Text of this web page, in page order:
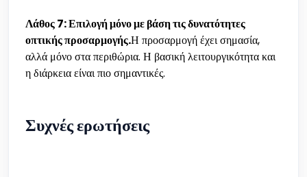
Λάθος 7: Επιλογή μόνο με βάση τις δυνατότητες
οπτικής προσαρμογής.Η προσαρμογή έχει σημασία,
αλλά μόνο στα περιθώρια. Η βασική λειτουργικότητα και
η διάρκεια είναι πιο σημαντικές.
Συχνές ερωτήσεις